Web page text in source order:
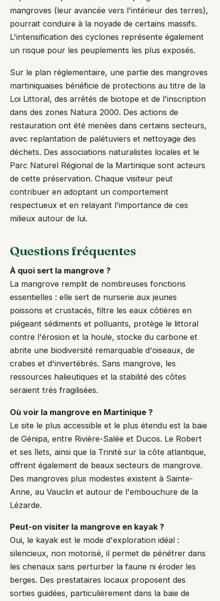
mangroves (leur avancée vers l'intérieur des terres),
pourrait conduire à la noyade de certains massifs.
L'intensification des cyclones représente également
un risque pour les peuplements les plus exposés.
Sur le plan réglementaire, une partie des mangroves
martiniquaises bénéficie de protections au titre de la
Loi Littoral, des arrêtés de biotope et de l'inscription
dans des zones Natura 2000. Des actions de
restauration ont été menées dans certains secteurs,
avec replantation de palétuviers et nettoyage des
déchets. Des associations naturalistes locales et le
Parc Naturel Régional de la Martinique sont acteurs
de cette préservation. Chaque visiteur peut
contribuer en adoptant un comportement
respectueux et en relayant l'importance de ces
milieux autour de lui.
Questions fréquentes
À quoi sert la mangrove ?
La mangrove remplit de nombreuses fonctions
essentielles : elle sert de nurserie aux jeunes
poissons et crustacés, filtre les eaux côtières en
piégeant sédiments et polluants, protège le littoral
contre l'érosion et la houle, stocke du carbone et
abrite une biodiversité remarquable d'oiseaux, de
crabes et d'invertébrés. Sans mangrove, les
ressources halieutiques et la stabilité des côtes
seraient très fragilisées.
Où voir la mangrove en Martinique ?
Le site le plus accessible et le plus étendu est la baie
de Génipa, entre Rivière-Salée et Ducos. Le Robert
et ses îlets, ainsi que la Trinité sur la côte atlantique,
offrent également de beaux secteurs de mangrove.
Des mangroves plus modestes existent à Sainte-
Anne, au Vauclin et autour de l'embouchure de la
Lézarde.
Peut-on visiter la mangrove en kayak ?
Oui, le kayak est le mode d'exploration idéal :
silencieux, non motorisé, il permet de pénétrer dans
les chenaux sans perturber la faune ni éroder les
berges. Des prestataires locaux proposent des
sorties guidées, particulièrement dans la baie de